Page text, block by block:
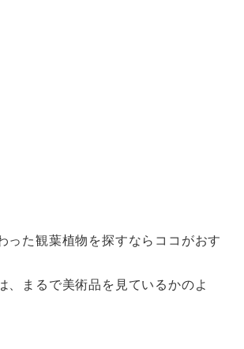
った観葉植物を探すならココがおす
、まるで美術品を見ているかのよ